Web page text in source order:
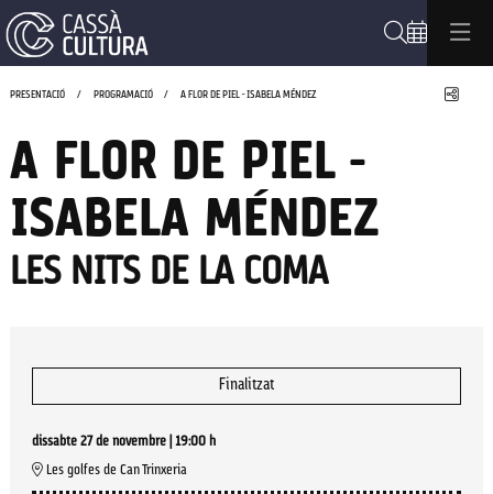
PRESENTACIÓ PROGRAMACIÓ A FLOR DE PIEL - ISABELA MÉNDEZ
A FLOR DE PIEL -
ISABELA MÉNDEZ
LES NITS DE LA COMA
Finalitzat
dissabte 27 de novembre
19:00 h
Les golfes de Can Trinxeria